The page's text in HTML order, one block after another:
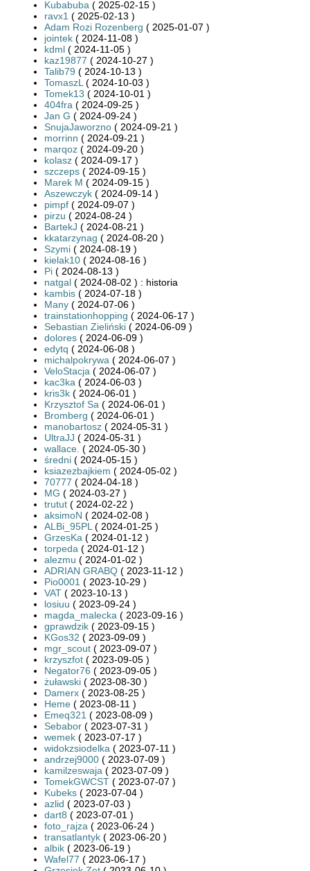
Kubabuba ( 2025-02-15 )
ravx1 ( 2025-02-13 )
Adam Rozi Rozenberg ( 2025-01-07 )
jointek ( 2024-11-08 )
kdml ( 2024-11-05 )
kaz19877 ( 2024-10-27 )
Talib79 ( 2024-10-13 )
TomaszL ( 2024-10-03 )
Tomek13 ( 2024-10-01 )
404fra ( 2024-09-25 )
Jan G ( 2024-09-24 )
SnujaJaworzno ( 2024-09-21 )
morrinn ( 2024-09-21 )
marqoz ( 2024-09-20 )
kolasz ( 2024-09-17 )
szczeps ( 2024-09-15 )
Marek M ( 2024-09-15 )
Aszewczyk ( 2024-09-14 )
pimpf ( 2024-09-07 )
pirzu ( 2024-08-24 )
BartekJ ( 2024-08-21 )
kkatarzynag ( 2024-08-20 )
Szymi ( 2024-08-19 )
kielak10 ( 2024-08-16 )
Pi ( 2024-08-13 )
natgal ( 2024-08-02 ) : historia
kambis ( 2024-07-18 )
Many ( 2024-07-06 )
trainstationhopping ( 2024-06-17 )
Sebastian Zieliński ( 2024-06-09 )
dolores ( 2024-06-09 )
edytq ( 2024-06-08 )
michalpokrywa ( 2024-06-07 )
VeloStacja ( 2024-06-07 )
kac3ka ( 2024-06-03 )
kris3k ( 2024-06-01 )
Krzysztof Sa ( 2024-06-01 )
Bromberg ( 2024-06-01 )
manobartosz ( 2024-05-31 )
UltraJJ ( 2024-05-31 )
wallace. ( 2024-05-30 )
średni ( 2024-05-15 )
ksiazezbajkiem ( 2024-05-02 )
70777 ( 2024-04-18 )
MG ( 2024-03-27 )
trutut ( 2024-02-22 )
aksimoN ( 2024-02-08 )
ALBi_95PL ( 2024-01-25 )
GrzesKa ( 2024-01-12 )
torpeda ( 2024-01-12 )
alezmu ( 2024-01-02 )
ADRIAN GRABQ ( 2023-11-12 )
Pio0001 ( 2023-10-29 )
VAT ( 2023-10-13 )
losiuu ( 2023-09-24 )
magda_malecka ( 2023-09-16 )
gprawdzik ( 2023-09-15 )
KGos32 ( 2023-09-09 )
mgr_scout ( 2023-09-07 )
krzyszfot ( 2023-09-05 )
Negator76 ( 2023-09-05 )
żuławski ( 2023-08-30 )
Damerx ( 2023-08-25 )
Heme ( 2023-08-11 )
Emeq321 ( 2023-08-09 )
Sebabor ( 2023-07-31 )
wemek ( 2023-07-17 )
widokzsiodelka ( 2023-07-11 )
andrzej9000 ( 2023-07-09 )
kamilzeswaja ( 2023-07-09 )
TomekGWCST ( 2023-07-07 )
Kubeks ( 2023-07-04 )
azlid ( 2023-07-03 )
dart8 ( 2023-07-01 )
foto_rajza ( 2023-06-24 )
transatlantyk ( 2023-06-20 )
albik ( 2023-06-19 )
Wafel77 ( 2023-06-17 )